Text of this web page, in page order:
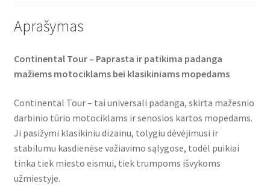
Aprašymas
Continental Tour – Paprasta ir patikima padanga
mažiems motociklams bei klasikiniams mopedams
Continental Tour – tai universali padanga, skirta mažesnio
darbinio tūrio motociklams ir senosios kartos mopedams.
Ji pasižymi klasikiniu dizainu, tolygiu dėvėjimusi ir
stabilumu kasdienėse važiavimo sąlygose, todėl puikiai
tinka tiek miesto eismui, tiek trumpoms išvykoms
užmiestyje.